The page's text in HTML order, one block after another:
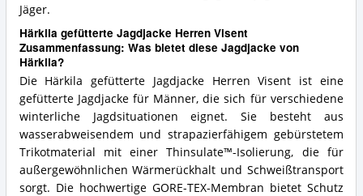
Jäger.
Härkila gefütterte Jagdjacke Herren Visent
Zusammenfassung: Was bietet diese Jagdjacke von
Härkila?
Die Härkila gefütterte Jagdjacke Herren Visent ist eine
gefütterte Jagdjacke für Männer, die sich für verschiedene
winterliche Jagdsituationen eignet. Sie besteht aus
wasserabweisendem und strapazierfähigem gebürstetem
Trikotmaterial mit einer Thinsulate™-Isolierung, die für
außergewöhnlichen Wärmerückhalt und Schweißtransport
sorgt. Die hochwertige GORE-TEX-Membran bietet Schutz